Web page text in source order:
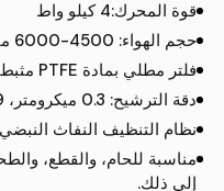
قوة المحرك:4 كيلو واط
حجم الهواء: 4500-6000 متر مكعب/ساعة
فلتر مطلي بمادة PTFE مثبطات اللهب من Toray
دقة الترشيح: 0.3 ميكرومتر، 99.9%
نظام التنظيف النفاث النبضي
مناسبة للحام، والقطع، والطحن
إلى ذلك.